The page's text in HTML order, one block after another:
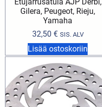
Gilera, Peugeot, Rieju,
Yamaha
32,50 € SIS. ALV
Lisää ostoskoriin